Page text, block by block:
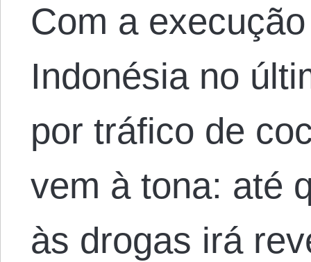
Com a
Indonésia no
por tráfico de
vem à tona: até
às drogas irá